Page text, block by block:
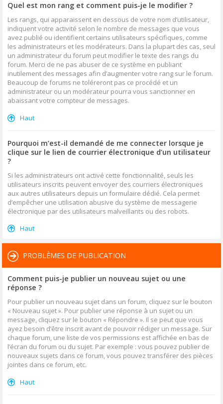
Quel est mon rang et comment puis-je le modifier ?
Les rangs, qui apparaissent en dessous de votre nom d’utilisateur,
indiquent votre activité selon le nombre de messages que vous
avez publié ou identifient certains utilisateurs spécifiques, comme
les administrateurs et les modérateurs. Dans la plupart des cas, seul
un administrateur du forum peut modifier le texte des rangs du
forum. Merci de ne pas abuser de ce système en publiant
inutilement des messages afin d’augmenter votre rang sur le forum.
Beaucoup de forums ne toléreront pas ce procédé et un
administrateur ou un modérateur pourra vous sanctionner en
abaissant votre compteur de messages.
Haut
Pourquoi m’est-il demandé de me connecter lorsque je
clique sur le lien de courrier électronique d’un utilisateur
?
Si les administrateurs ont activé cette fonctionnalité, seuls les
utilisateurs inscrits peuvent envoyer des courriers électroniques
aux autres utilisateurs depuis un formulaire dédié. Cela permet
d’empêcher une utilisation abusive du système de messagerie
électronique par des utilisateurs malveillants ou des robots.
Haut
PROBLÈMES DE PUBLICATION
Comment puis-je publier un nouveau sujet ou une
réponse ?
Pour publier un nouveau sujet dans un forum, cliquez sur le bouton
« Nouveau sujet ». Pour publier une réponse à un sujet ou un
message, cliquez sur le bouton « Répondre ». Il se peut que vous
ayez besoin d’être inscrit avant de pouvoir rédiger un message. Sur
chaque forum, une liste de vos permissions est affichée en bas de
l’écran du forum ou du sujet. Par exemple : vous pouvez publier de
nouveaux sujets dans ce forum, vous pouvez transférer des pièces
jointes dans ce forum, etc.
Haut